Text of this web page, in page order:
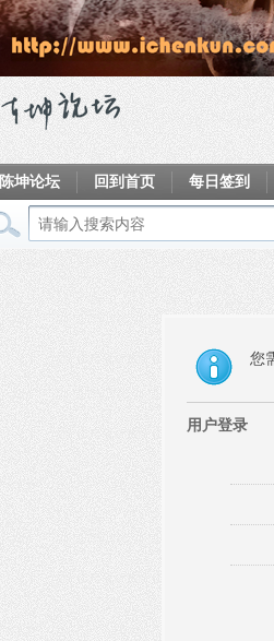
陈坤论坛 回到首页 每日签到
您
用户登录